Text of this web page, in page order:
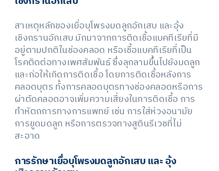
สาเหตุหลักของเยื่อบุโพรงมดลูกอักเสบ และอุ้ง
เชิงกรานอักเสบ มักมาจากการติดเชื้อแบคทีเรียที่มี
อยู่ตามปกติในช่องคลอด หรือเชื้อแบคทีเรียที่เป็น
โรคติดต่อทางเพศสัมพันธ์ ซึ่งลุกลามขึ้นไปยังมดลูก
และก่อให้เกิดการติดเชื้อ โดยการติดเชื้อหลังการ
คลอดบุตร ทั้งการคลอดบุตรทางช่องคลอดหรือการ
ผ่าตัดคลอดอาจเพิ่มความเสี่ยงในการติดเชื้อ การ
ทำหัตถการทางการแพทย์ เช่น การใส่ห่วงอนามัย
การขูดมดลูก หรือการตรวจทางสูตินรีเวชที่ไม่
สะอาด
การรักษาเยื่อบุโพรงมดลูกอักเสบ และ อุ้ง